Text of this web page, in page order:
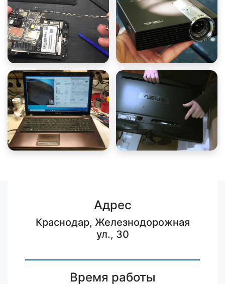
Адрес
Краснодар, Железнодорожная
ул., 30
Время работы